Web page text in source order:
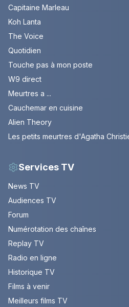
Capitaine Marleau
Koh Lanta
The Voice
Quotidien
Touche pas à mon poste
W9 direct
Meurtres a ...
Cauchemar en cuisine
Alien Theory
Les petits meurtres d'Agatha
Services TV
News TV
Audiences TV
Forum
Numérotation des chaînes
Replay TV
Radio en ligne
Historique TV
Films à venir
Meilleurs films TV